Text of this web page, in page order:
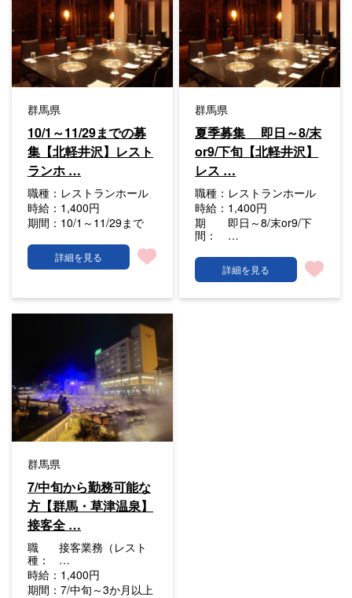
群馬県
10/1～11/29までの募
集【北軽井沢】レスト
ランホ …
職種： レストランホール
時給： 1,400円
期間： 10/1～11/29まで
詳細を見る
群馬県
夏季募集 即日～8/末
or9/下旬【北軽井沢】
レス …
職種： レストランホール
時給： 1,400円
期
間：
即日～8/末or9/下
…
詳細を見る
群馬県
7/中旬から勤務可能な
方【群馬・草津温泉】
接客全 …
職
種：
接客業務（レスト
…
時給： 1,400円
期間： 7/中旬～3か月以上